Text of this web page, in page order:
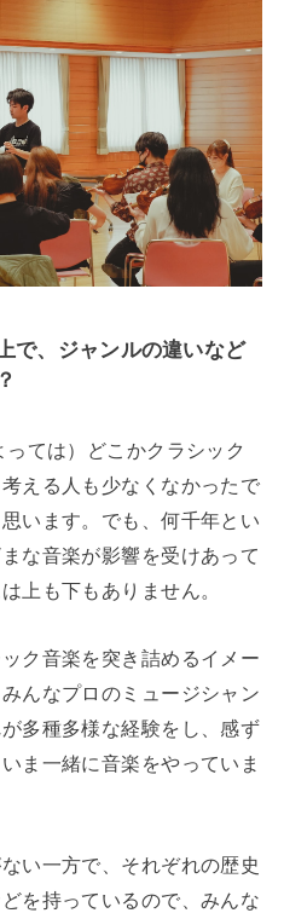
で、ジャンルの違いなど
ては）どこかクラシック
える人も少なくなかったで
います。でも、何千年とい
な音楽が影響を受けあって
上も下もありません。
ク音楽を突き詰めるイメー
んなプロのミュージシャン
多種多様な経験をし、感ず
ま一緒に音楽をやっていま
い一方で、それぞれの歴史
を持っているので、みんな